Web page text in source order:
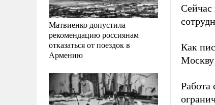
Матвиенко допустила
рекомендацию россиянам
отказаться от поездок в
Армению
Сейчас
Как
Москву
Работа